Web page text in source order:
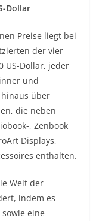
Dollar
Preise liegt bei
der vier
US-Dollar, jeder
und
über
die neben
, Zenbook
Displays,
enthalten.
Welt der
indem es
eine